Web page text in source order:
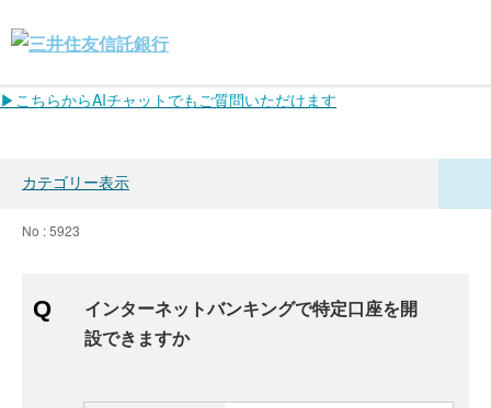
▶こちらからAIチャットでもご質問いただけます
カテゴリー表示
No : 5923
インターネットバンキングで特定口座を開
設できますか